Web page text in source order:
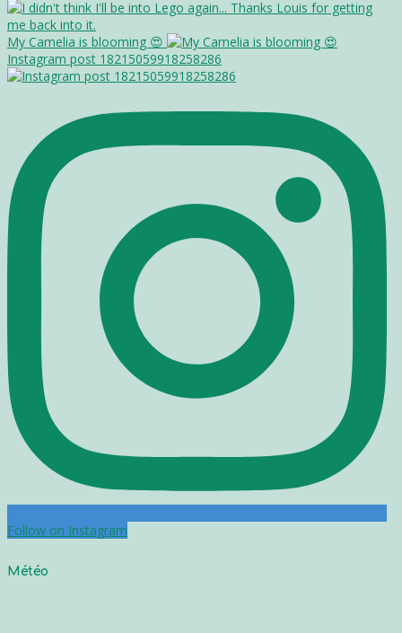
My Camelia is blooming 😍
Instagram post 18215059918258286
Follow on Instagram
Météo